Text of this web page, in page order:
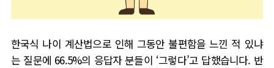
한국식 나이 계산법으로 인해 그동안 불편함을 느낀 적 있냐
는 질문에 66.5%의 응답자 분들이 ‘그렇다’고 답했습니다. 반